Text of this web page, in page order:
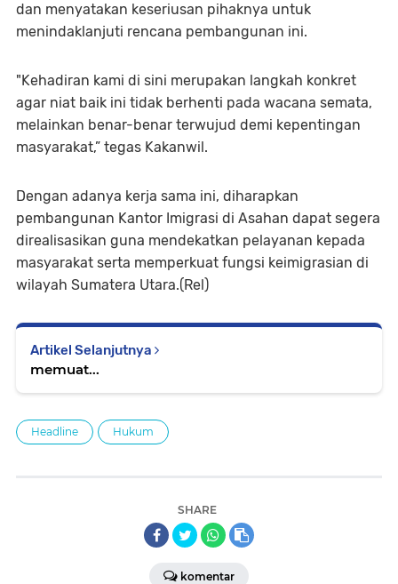
dan menyatakan keseriusan pihaknya untuk
menindaklanjuti rencana pembangunan ini.
"Kehadiran kami di sini merupakan langkah konkret
agar niat baik ini tidak berhenti pada wacana semata,
melainkan benar-benar terwujud demi kepentingan
masyarakat,” tegas Kakanwil.
Dengan adanya kerja sama ini, diharapkan
pembangunan Kantor Imigrasi di Asahan dapat segera
direalisasikan guna mendekatkan pelayanan kepada
masyarakat serta memperkuat fungsi keimigrasian di
wilayah Sumatera Utara.(Rel)
Artikel Selanjutnya
memuat...
Headline Hukum
SHARE
komentar